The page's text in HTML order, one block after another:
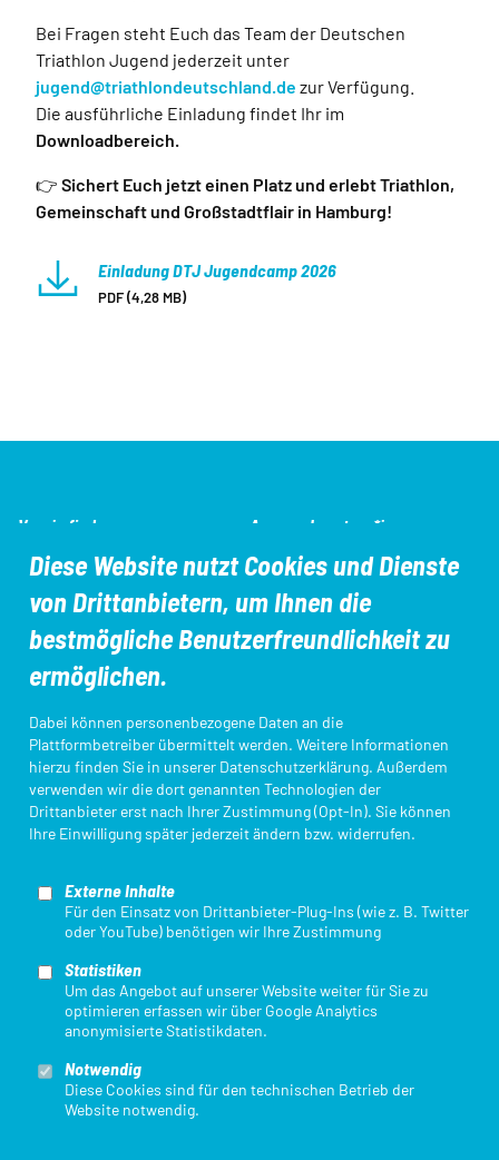
Diese Website nutzt Cookies und Dienste
von Drittanbietern, um Ihnen die
bestmögliche Benutzerfreundlichkeit zu
ermöglichen.
Dabei können personenbezogene Daten an die
Plattformbetreiber übermittelt werden. Weitere Informationen
hierzu finden Sie in unserer Datenschutzerklärung. Außerdem
verwenden wir die dort genannten Technologien der
Drittanbieter erst nach Ihrer Zustimmung (Opt-In). Sie können
Ihre Einwilligung später jederzeit ändern bzw. widerrufen.
Externe Inhalte
Für den Einsatz von Drittanbieter-Plug-Ins (wie z. B. Twitter
oder YouTube) benötigen wir Ihre Zustimmung
Statistiken
Um das Angebot auf unserer Website weiter für Sie zu
optimieren erfassen wir über Google Analytics
anonymisierte Statistikdaten.
Notwendig
Diese Cookies sind für den technischen Betrieb der
Website notwendig.
Bei Fragen steht Euch das Team der Deutschen
Triathlon Jugend jederzeit unter
jugend@triathlondeutschland.de zur Verfügung.
Die ausführliche Einladung findet Ihr im
Downloadbereich.
👉 Sichert Euch jetzt einen Platz und erlebt Triathlon,
Gemeinschaft und Großstadtflair in Hamburg!
Einladung DTJ Jugendcamp 2026
PDF (4,28 MB)
SEO-
Navigation
Verein finden Ansprechpartner*innen
Aus- und Fortbildungen DTU-Startpass/App
Login Startpassdatenbank Triathlon Einstieg
Mit finanzieller Unterstützung des Landes Nordrhein-Westfalen und des
Europäischen Sozialfonds / REACT-EU als Teil der Reaktion der Union auf
die COVID-19-Pandemie.